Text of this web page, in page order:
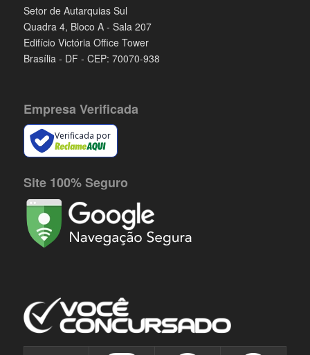
Setor de Autarquias Sul
Quadra 4, Bloco A - Sala 207
Edifício Victória Office Tower
Brasília - DF - CEP: 70070-938
Empresa Verificada
Verificada por
Site 100% Seguro